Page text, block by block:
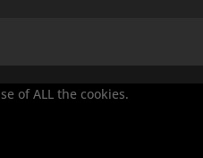
of ALL the cookies.